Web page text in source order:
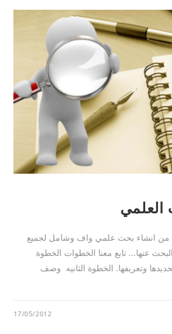
انشاء بحث علمي واف وشامل لجميع
عنها... تابع معنا الخطوات الخطوة
وتعريفها. الخطوة الثانيه وصف
17/05/2012